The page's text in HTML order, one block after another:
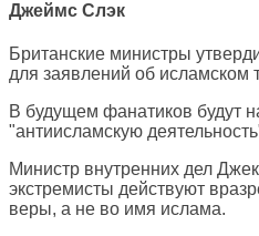
Джеймс Слэк
Британские министры
для заявлений об исламском
В будущем фанатиков будут
"антиисламскую
Министр внутренних дел
экстремисты действуют
веры, а не во имя ислама.